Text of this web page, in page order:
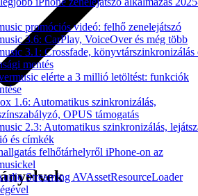
promóciós videó: felhő zenelejátszó
3.6: CarPlay, VoiceOver és még több
3.1: Crossfade, könyvtárszinkronizálás
mentés
elérte a 3 millió letöltést: funkciók
1.6: Automatikus szinkronizálás,
OPUS támogatás
2.3: Automatikus szinkronizálás,
és címkék
felhőtárhelyről iPhone-on az
Streaming AVAssetResourceLoader